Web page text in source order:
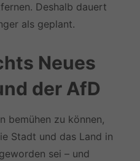
Deshalb dauert
als geplant.
Neues
der AfD
bemühen zu können,
Stadt und das Land in
sei – und